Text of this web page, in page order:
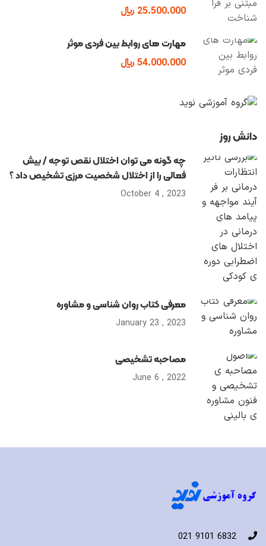
25.500.000 ﷼
مهارت های روابط بین فردی موثر
54.000.000 ﷼
دانش روز
چه گونه می توان اختلال نقص توجه / بیش
فعالی را از اختلال شخصیت مرزی تشخیص داد ؟
2023 , October 4
معرفی کتاب روان شناسی و مشاوره
2023 , January 23
مصاحبه تشخیصی
2022 , June 6
6832 9101 021